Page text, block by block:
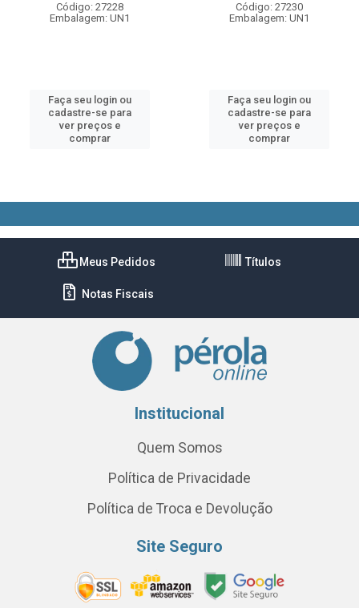
Código: 27228
Embalagem: UN1
Faça seu login ou
cadastre-se para
ver preços e
comprar
Código: 27230
Embalagem: UN1
Faça seu login ou
cadastre-se para
ver preços e
comprar
Meus Pedidos Títulos
Notas Fiscais
Institucional
Quem Somos
Política de Privacidade
Política de Troca e Devolução
Site Seguro